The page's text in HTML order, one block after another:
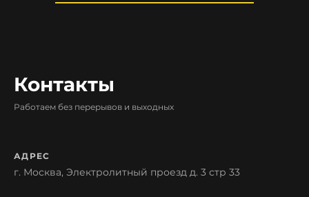
Контакты
Работаем без перерывов и выходных
АДРЕС
г. Москва, Электролитный проезд д. 3 стр 33